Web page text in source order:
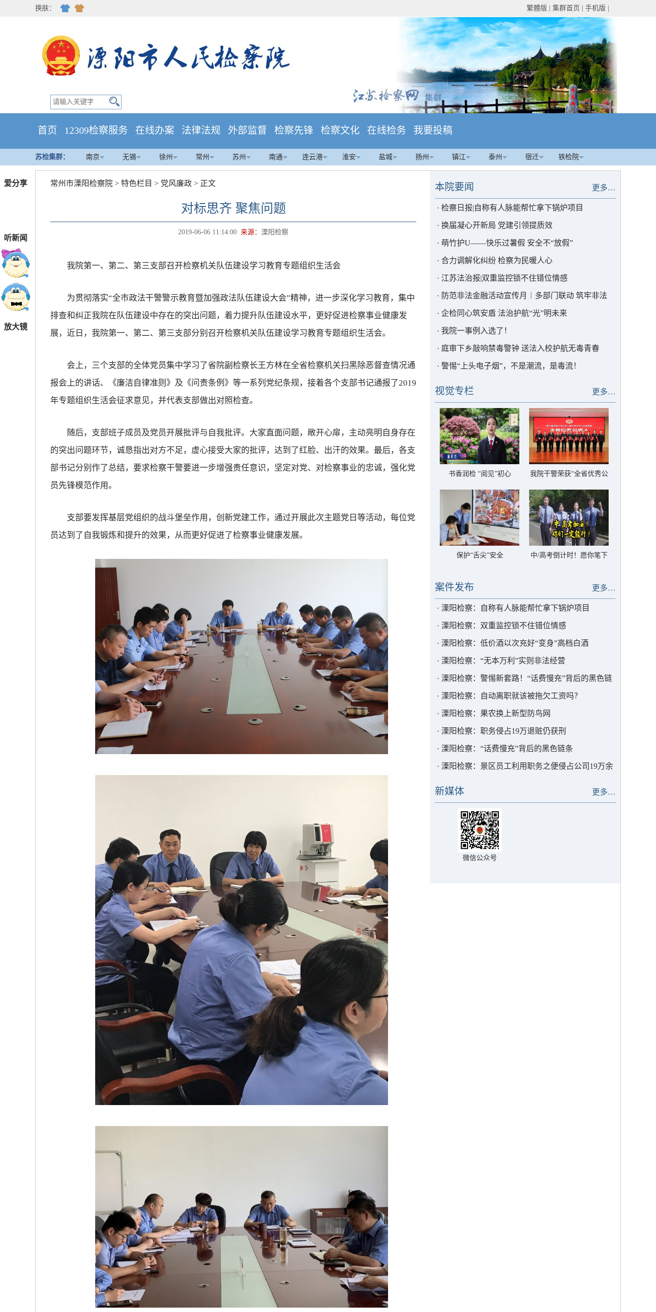
爱分享
听新闻
放大镜
换肤： 繁體版 集群首页 手机版
首页 12309检察服务 在线办案 法律法规 外部监督 检察先锋 检察文化 在线检务 我要投稿
苏检集群： 南京 无锡 徐州 常州 苏州 南通 连云港 淮安 盐城 扬州 镇江 泰州 宿迁 铁检院
常州市溧阳检察院 > 特色栏目 > 党风廉政 > 正文
对标思齐 聚焦问题
2019-06-06 11:14:00 来源： 溧阳检察
我院第一、第二、第三支部召开检察机关队伍建设学习教育专题组织生活会
为贯彻落实“全市政法干警警示教育暨加强政法队伍建设大会”精神，进一步深化学习教育，集中
排查和纠正我院在队伍建设中存在的突出问题，着力提升队伍建设水平，更好促进检察事业健康发
展，近日，我院第一、第二、第三支部分别召开检察机关队伍建设学习教育专题组织生活会。
会上，三个支部的全体党员集中学习了省院副检察长王方林在全省检察机关扫黑除恶督查情况通
报会上的讲话、《廉洁自律准则》及《问责条例》等一系列党纪条规，接着各个支部书记通报了2019
年专题组织生活会征求意见，并代表支部做出对照检查。
随后，支部班子成员及党员开展批评与自我批评。大家直面问题，敞开心扉，主动亮明自身存在
的突出问题环节，诚恳指出对方不足，虚心接受大家的批评，达到了红脸、出汗的效果。最后，各支
部书记分别作了总结，要求检察干警要进一步增强责任意识，坚定对党、对检察事业的忠诚，强化党
员先锋模范作用。
支部要发挥基层党组织的战斗堡垒作用，创新党建工作，通过开展此次主题党日等活动，每位党
员达到了自我锻炼和提升的效果，从而更好促进了检察事业健康发展。
更多…
本院要闻
· 检察日报|自称有人脉能帮忙拿下锅炉项目
· 换届凝心开新局 党建引领提质效
· 萌竹护U——快乐过暑假 安全不“放假”
· 合力调解化纠纷 检察为民暖人心
· 江苏法治报|双重监控锁不住错位情感
· 防范非法金融活动宣传月︱多部门联动 筑牢非法
集资“防护墙”
· 企检同心筑安盾 法治护航“光”明未来
· 我院一事例入选了！
· 庭审下乡敲响禁毒警钟 送法入校护航无毒青春
· 警惕“上头电子烟”，不是潮流，是毒流！
更多…
视觉专栏
书香润检 “阅见”初心
我院干警荣获“全省优秀公
保护“舌尖”安全
中/高考倒计时！愿你笔下
更多…
案件发布
· 溧阳检察：自称有人脉能帮忙拿下锅炉项目
· 溧阳检察：双重监控锁不住错位情感
· 溧阳检察：低价酒以次充好“变身”高档白酒
· 溧阳检察：“无本万利”实则非法经营
· 溧阳检察：警惕新套路！“话费慢充”背后的黑色链
条
· 溧阳检察：自动离职就该被拖欠工资吗？
· 溧阳检察：果农换上新型防鸟网
· 溧阳检察：职务侵占19万退赃仍获刑
· 溧阳检察：“话费慢充”背后的黑色链条
· 溧阳检察：景区员工利用职务之便侵占公司19万余
更多…
新媒体
微信公众号